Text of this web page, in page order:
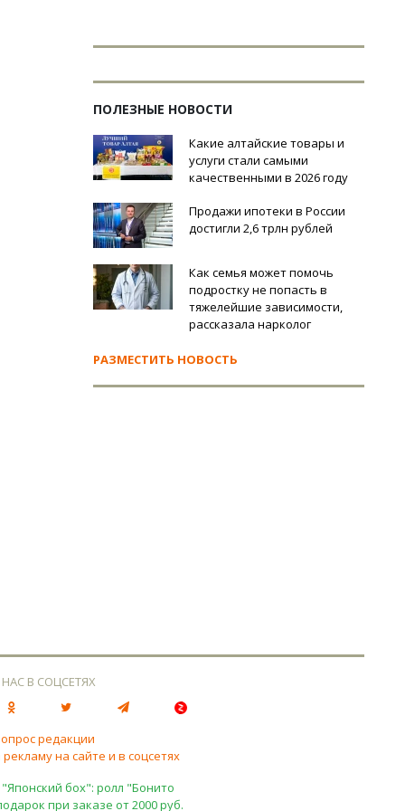
ПОЛЕЗНЫЕ НОВОСТИ
Какие алтайские товары и
услуги стали самыми
качественными в 2026 году
Продажи ипотеки в России
достигли 2,6 трлн рублей
Как семья может помочь
подростку не попасть в
тяжелейшие зависимости,
рассказала нарколог
РАЗМЕСТИТЬ НОВОСТЬ
В СОЦСЕТЯХ
редакции
на сайте и в соцсетях
бох": ролл "Бонито
при заказе от 2000 руб.